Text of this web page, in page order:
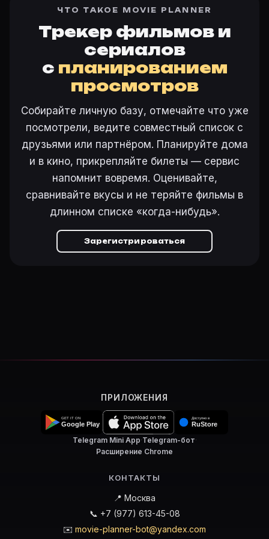
ЧТО ТАКОЕ MOVIE PLANNER
Трекер фильмов и
сериалов
с планированием
просмотров
Собирайте личную базу, отмечайте что уже
посмотрели, ведите совместный список с
друзьями или партнёром. Планируйте дома
и в кино, прикрепляйте билеты — сервис
напомнит вовремя. Оценивайте,
сравнивайте вкусы и не теряйте фильмы в
длинном списке «когда-нибудь».
Зарегистрироваться
ПРИЛОЖЕНИЯ
Telegram Mini App·Telegram-бот·
Расширение Chrome
КОНТАКТЫ
📍 Москва
📞 +7 (977) 613-45-08
✉️ movie-planner-bot@yandex.com